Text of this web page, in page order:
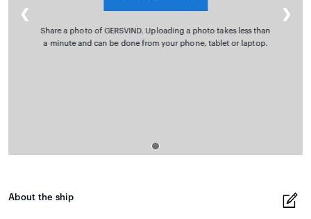
Share a photo of GERSVIND. Uploading a photo takes less than
a minute and can be done from your phone, tablet or laptop.
❮ ❯
About the ship